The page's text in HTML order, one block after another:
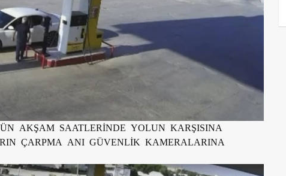
AKŞAM SAATLERİNDE YOLUN KARŞISINA
ÇARPMA ANI GÜVENLİK KAMERALARINA